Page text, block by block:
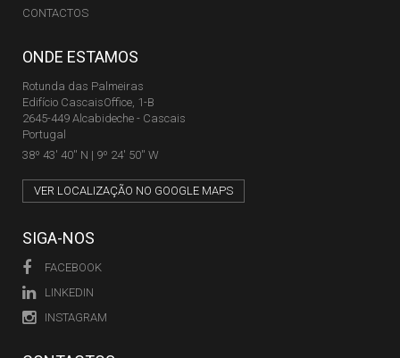
CONTACTOS
ONDE ESTAMOS
Rotunda das Palmeiras
Edifício CascaisOffice, 1-B
2645-449 Alcabideche - Cascais
Portugal
38º 43' 40'' N | 9º 24' 50'' W
VER LOCALIZAÇÃO NO GOOGLE MAPS
SIGA-NOS
FACEBOOK
LINKEDIN
INSTAGRAM